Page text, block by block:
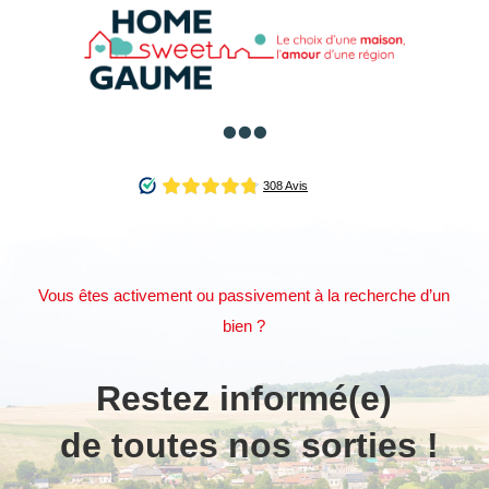

Vous êtes activement ou passivement à la recherche d’un
bien ?
Restez informé(e)
de toutes nos sorties !